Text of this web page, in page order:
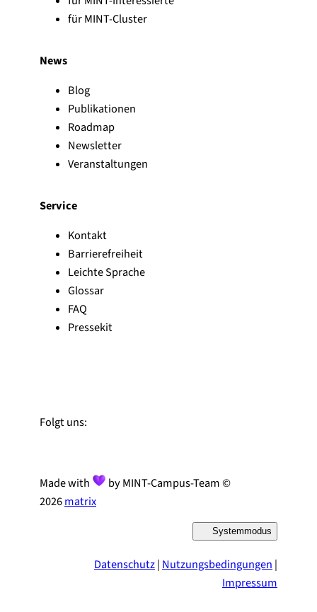
für MINT-Cluster
News
Blog
Publikationen
Roadmap
Newsletter
Veranstaltungen
Service
Kontakt
Barrierefreiheit
Leichte Sprache
Glossar
FAQ
Pressekit
Folgt uns:
Made with
by MINT-Campus-Team ©
2026matrix
Systemmodus
D
s
e
Datenschutz| Nutzungsbedingungen |
Impressum